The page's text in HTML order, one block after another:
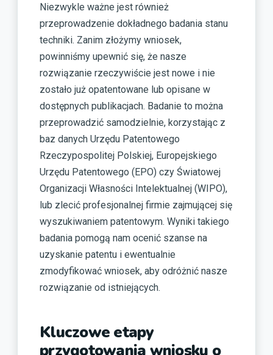
Niezwykle ważne jest również
przeprowadzenie dokładnego badania stanu
techniki. Zanim złożymy wniosek,
powinniśmy upewnić się, że nasze
rozwiązanie rzeczywiście jest nowe i nie
zostało już opatentowane lub opisane w
dostępnych publikacjach. Badanie to można
przeprowadzić samodzielnie, korzystając z
baz danych Urzędu Patentowego
Rzeczypospolitej Polskiej, Europejskiego
Urzędu Patentowego (EPO) czy Światowej
Organizacji Własności Intelektualnej (WIPO),
lub zlecić profesjonalnej firmie zajmującej się
wyszukiwaniem patentowym. Wyniki takiego
badania pomogą nam ocenić szanse na
uzyskanie patentu i ewentualnie
zmodyfikować wniosek, aby odróżnić nasze
rozwiązanie od istniejących.
Kluczowe etapy
przygotowania wniosku o